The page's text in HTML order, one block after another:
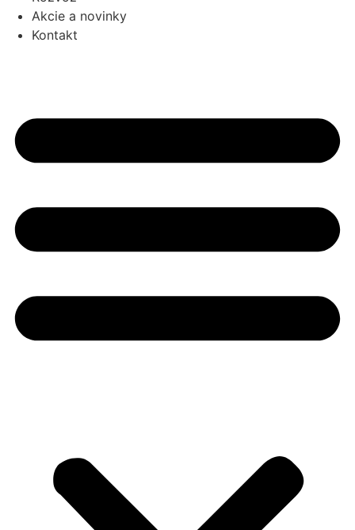
Akcie a novinky
Kontakt